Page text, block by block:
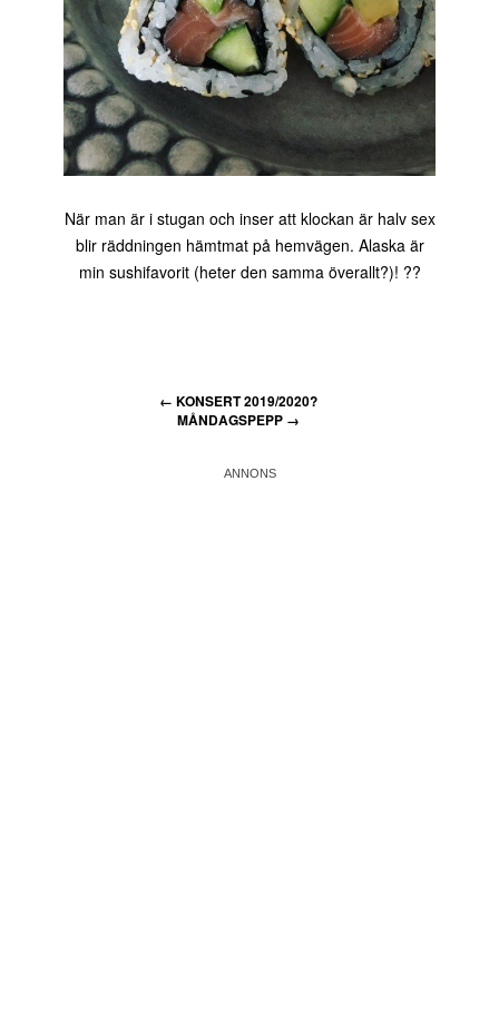
När man är i stugan och inser att klockan är halv sex
blir räddningen hämtmat på hemvägen. Alaska är
min sushifavorit (heter den samma överallt?)! ??
← KONSERT 2019/2020?
MÅNDAGSPEPP →